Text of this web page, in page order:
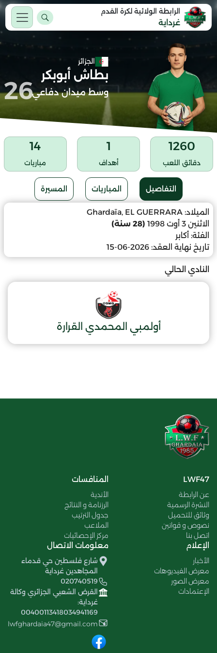
الرابطة الولائية لكرة القدم
غرداية
الجزائر
بطاش أبوبكر
وسط ميدان دفاعي26
1260
دقائق اللعب
1
أهداف
14
مباريات
التفاصيل المباريات المسيرة
الميلاد: Ghardaïa, EL GUERRARA
الاثنين 3 أوت 1998
(28 سنة)
الفئة: أكابر
تاريخ نهاية العقد: 2026-06-15
النادي الحالي
أولمبي المحمدي القرارة
LWF47
عن الرابطة
النشرة الرسمية
وثائق للتحميل
نصوص و قوانين
اتصل بنا
المنافسات
الأندية
الرزنامة و النتائج
جدول الترتيب
الملاعب
مركز الإحصائيات
الإعلام
الأخبار
معرض الفيديوهات
معرض الصور
الإعتمادات
معلومات الاتصال
شارع فلسطين حي قدماء
المجاهدين غرداية
020740519
القرض الشعبي الجزائري وكالة
غرداية:
00400113418034941169
lwfghardaia47@gmail.com